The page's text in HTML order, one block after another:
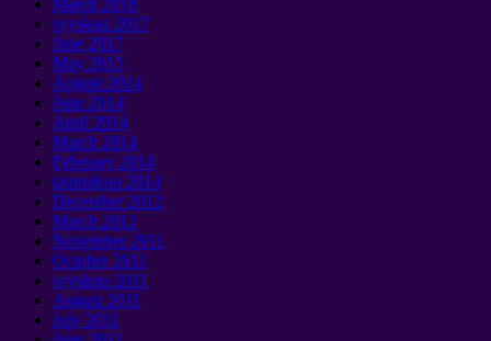
March 2018
syyskuu 2017
June 2017
May 2015
August2014
June 2014
April 2014
March 2014
February 2014
tammikuu 2014
December2012
March 2012
November2011
October2011
syyskuu 2011
August2011
July 2011